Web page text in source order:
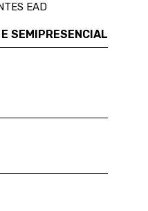
EAD
SEMIPRESENCIAL